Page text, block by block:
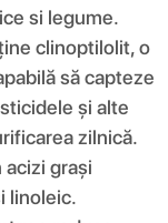
si legume.
clinoptilolit, o
să capteze
și alte
zilnică.
grași
linoleic.